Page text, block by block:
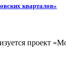
кварталов»
проект